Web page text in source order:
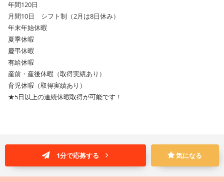
年間120日
月間10日 シフト制（2月は8日休み）
年末年始休暇
夏季休暇
慶弔休暇
有給休暇
産前・産後休暇（取得実績あり）
育児休暇（取得実績あり）
★5日以上の連続休暇取得が可能です！
1分で応募する 気になる